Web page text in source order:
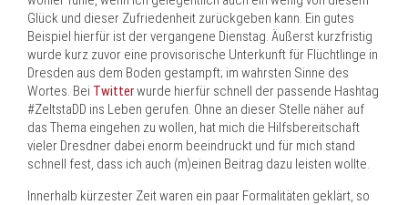
Glück und dieser Zufriedenheit zurückgeben kann. Ein gutes
Beispiel hierfür ist der vergangene Dienstag. Äußerst kurzfristig
wurde kurz zuvor eine provisorische Unterkunft für Flüchtlinge in
Dresden aus dem Boden gestampft; im wahrsten Sinne des
Wortes. Bei Twitterwurde hierfür schnell der passende Hashtag
#ZeltstaDD ins Leben gerufen. Ohne an dieser Stelle näher auf
das Thema eingehen zu wollen, hat mich die Hilfsbereitschaft
vieler Dresdner dabei enorm beeindruckt und für mich stand
schnell fest, dass ich auch (m)einen Beitrag dazu leisten wollte.
Innerhalb kürzester Zeit waren ein paar Formalitäten geklärt, so